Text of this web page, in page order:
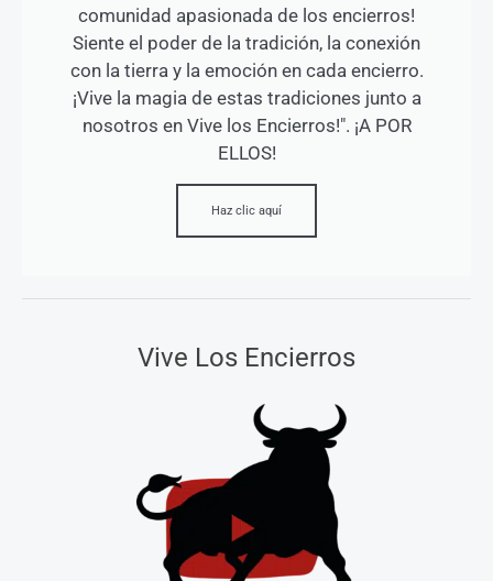
comunidad apasionada de los encierros!
Siente el poder de la tradición, la conexión
con la tierra y la emoción en cada encierro.
¡Vive la magia de estas tradiciones junto a
nosotros en Vive los Encierros!". ¡A POR
ELLOS!
Haz clic aquí
Vive Los Encierros